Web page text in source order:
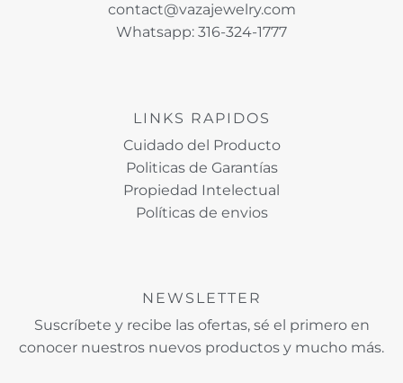
contact@vazajewelry.com
Whatsapp: 316-324-1777
LINKS RAPIDOS
Cuidado del Producto
Politicas de Garantías
Propiedad Intelectual
Políticas de envios
NEWSLETTER
Suscríbete y recibe las ofertas, sé el primero en
conocer nuestros nuevos productos y mucho más.